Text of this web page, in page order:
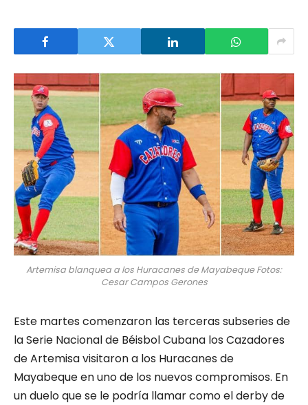
Artemisa blanquea a los Huracanes de Mayabeque Fotos:
Cesar Campos Gerones
Este martes comenzaron las terceras subseries de
la Serie Nacional de Béisbol Cubana los Cazadores
de Artemisa visitaron a los Huracanes de
Mayabeque en uno de los nuevos compromisos. En
un duelo que se le podría llamar como el derby de